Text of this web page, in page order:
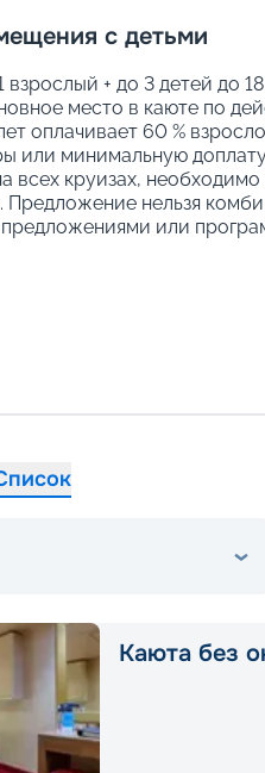
с детьми
взрослый + до 3 детей до
место в каюте по
оплачивает 60 %
или минимальную
всех круизах,
нельзя
или
Каюта без